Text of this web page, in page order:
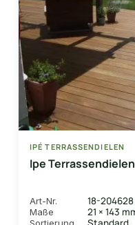
IPÉ TERRASSENDIELEN
Ipe
Art-Nr. 18-204628
Maße 21 × 143